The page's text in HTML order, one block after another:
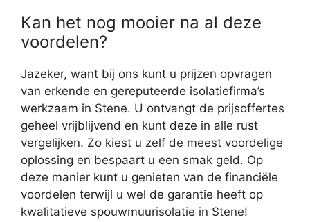
Kan het nog mooier na al deze
voordelen?
Jazeker, want bij ons kunt u prijzen opvragen
van erkende en gereputeerde isolatiefirma’s
werkzaam in Stene. U ontvangt de prijsoffertes
geheel vrijblijvend en kunt deze in alle rust
vergelijken. Zo kiest u zelf de meest voordelige
oplossing en bespaart u een smak geld. Op
deze manier kunt u genieten van de financiële
voordelen terwijl u wel de garantie heeft op
kwalitatieve spouwmuurisolatie in Stene!